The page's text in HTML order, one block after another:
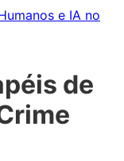
e IA no
de